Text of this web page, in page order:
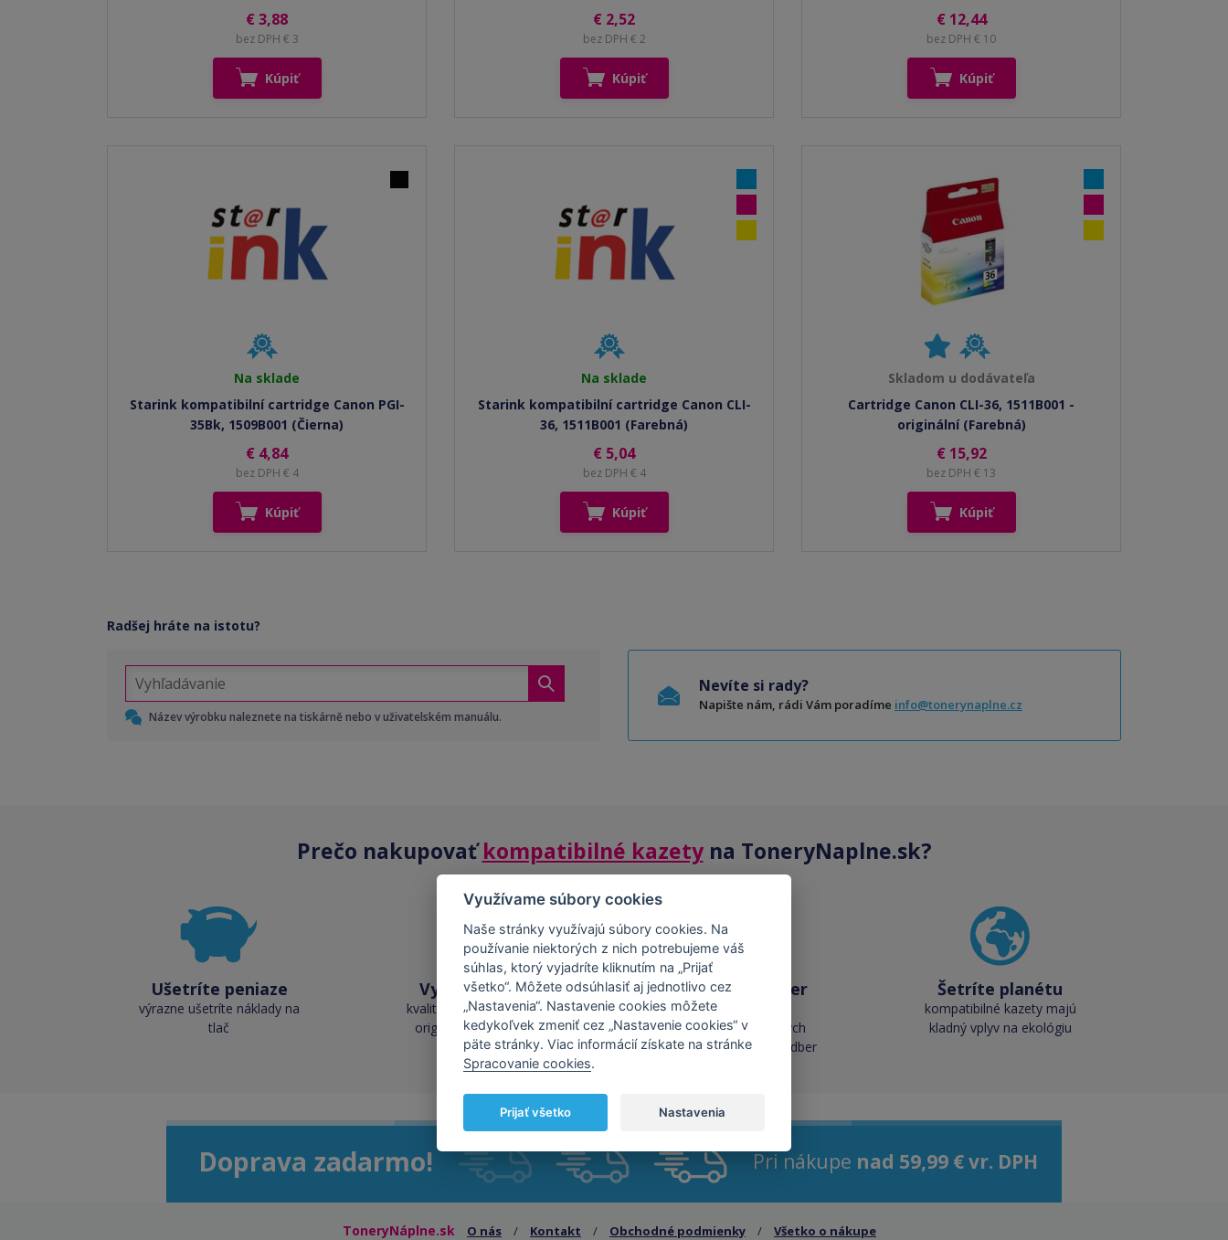
€ 3,88
bez DPH € 3
Kúpiť
€ 2,52
bez DPH € 2
Kúpiť
€ 12,44
bez DPH € 10
Kúpiť
Na sklade
Starink kompatibilní cartridge Canon PGI-
35Bk, 1509B001 (Čierna)
€ 4,84
bez DPH € 4
Kúpiť
Na sklade
Starink kompatibilní cartridge Canon CLI-
36, 1511B001 (Farebná)
€ 5,04
bez DPH € 4
Kúpiť
Skladom u dodávateľa
Cartridge Canon CLI-36, 1511B001 -
originální (Farebná)
€ 15,92
bez DPH € 13
Kúpiť
Radšej hráte na istotu?
Název výrobku naleznete na tiskárně nebo v uživatelském manuálu.
Nevíte si rady?
Napište nám, rádi Vám poradíme info@tonerynaplne.cz
Prečo nakupovaťkompatibilné kazetyna ToneryNaplne.sk?
Ušetríte peniaze
výrazne ušetríte náklady na
tlač
Vysoká kvalita
kvalita je porovnateľná s
originálnymi náplňami
Skladom takmer
všetko
cez 50 000 skladových
zásob pre okamžitý odber
Šetríte planétu
kompatibilné kazety majú
kladný vplyv na ekológiu
Doprava zadarmo! Pri nákupe nad 59,99 € vr. DPH
ToneryNáplne.sk O nás / Kontakt / Obchodné podmienky / Všetko o nákupe
Využívame súbory cookies
Naše stránky využívajú súbory cookies. Na
používanie niektorých z nich potrebujeme váš
súhlas, ktorý vyjadríte kliknutím na „Prijať
všetko“. Môžete odsúhlasiť aj jednotlivo cez
„Nastavenia“. Nastavenie cookies môžete
kedykoľvek zmeniť cez „Nastavenie cookies“ v
päte stránky. Viac informácií získate na stránke
Spracovanie cookies.
Prijať všetko Nastavenia